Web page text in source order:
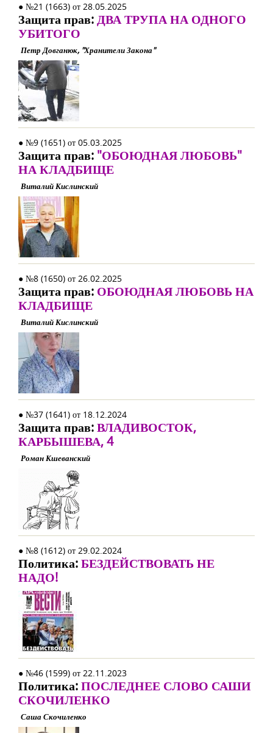
● №21 (1663) от 28.05.2025
Защита прав:ДВА ТРУПА НА ОДНОГО
УБИТОГО
Петр Довганюк, "Хранители Закона"
● №9 (1651) от 05.03.2025
Защита прав: "ОБОЮДНАЯ ЛЮБОВЬ"
НА КЛАДБИЩЕ
Виталий Кислинский
● №8 (1650) от 26.02.2025
Защита прав: ОБОЮДНАЯ ЛЮБОВЬ НА
КЛАДБИЩЕ
Виталий Кислинский
● №37 (1641) от 18.12.2024
Защита прав:ВЛАДИВОСТОК,
КАРБЫШЕВА, 4
Роман Кшеванский
● №8 (1612) от 29.02.2024
Политика:БЕЗДЕЙСТВОВАТЬ НЕ
НАДО!
● №46 (1599) от 22.11.2023
Политика:ПОСЛЕДНЕЕ СЛОВО САШИ
СКОЧИЛЕНКО
Саша Скочиленко